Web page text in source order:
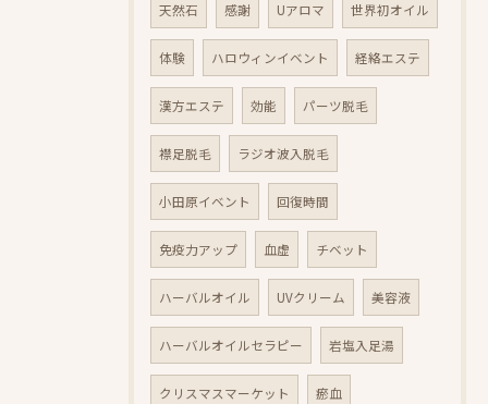
天然石 感謝 Uアロマ 世界初オイル
体験 ハロウィンイベント 経絡エステ
漢方エステ 効能 パーツ脱毛
襟足脱毛 ラジオ波入脱毛
小田原イベント 回復時間
免疫力アップ 血虚 チベット
ハーバルオイル UVクリーム 美容液
ハーバルオイルセラピー 岩塩入足湯
クリスマスマーケット 瘀血